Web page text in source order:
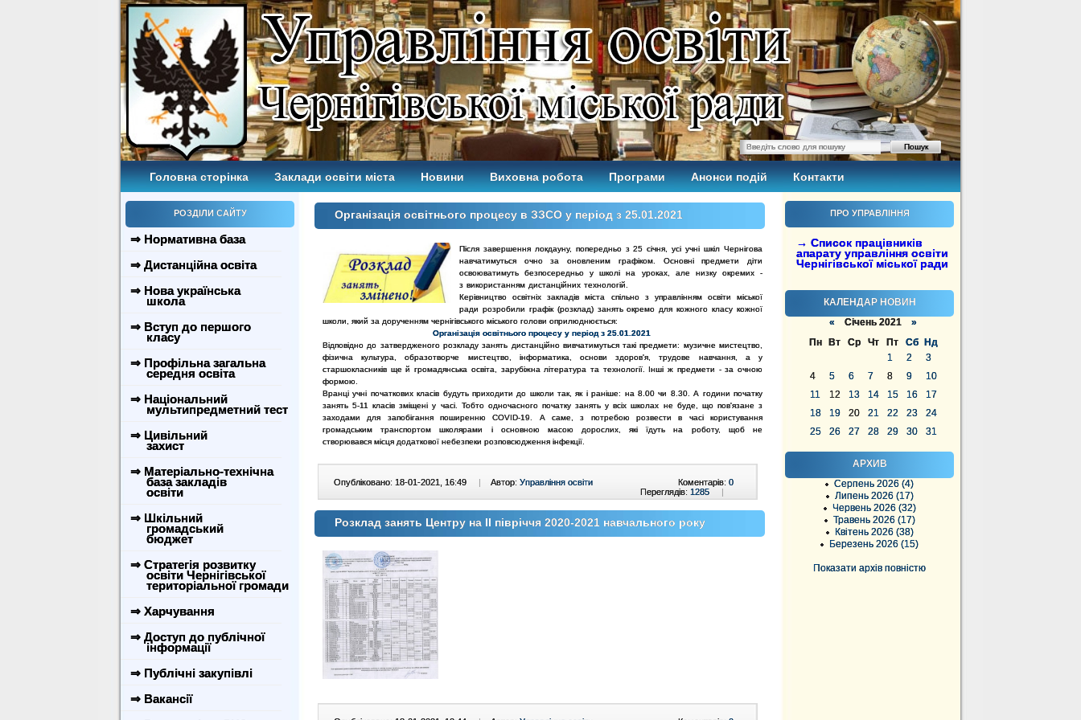
Головна сторінка Заклади освіти міста Новини Виховна робота Програми Анонси подій Контакти
РОЗДІЛИ САЙТУ
⇒ Нормативна база
⇒ Дистанційна освіта
⇒ Нова українська
школа
⇒ Вступ до першого
класу
⇒ Профільна загальна
середня освіта
⇒ Національний
мультипредметний тест
⇒ Цивільний
захист
⇒ Матеріально-технічна
база закладів
освіти
⇒ Шкільний
громадський
бюджет
⇒ Стратегія розвитку
освіти Чернігівської
територіальної громади
⇒ Харчування
⇒ Доступ до публічної
інформації
⇒ Публічні закупівлі
⇒ Вакансії
ПРО УПРАВЛІННЯ
→ Список працівників
апарату управління освіти
Чернігівської міської ради
КАЛЕНДАР НОВИН
« Січень 2021 »
Пн
Вт Ср Чт Пт Сб
Нд
1
2
3
4
5 6 7 8 9
10
11
12 13 14 15 16
17
18
19 20 21 22 23
24
25
26 27 28 29 30 31
АРХИВ
Серпень 2026 (4)
Липень 2026 (17)
Червень 2026 (32)
Травень 2026 (17)
Квітень 2026 (38)
Березень 2026 (15)
Показати архів повністю
Організація освітнього процесу в ЗЗСО у період з 25.01.2021
Після завершення локдауну, попередньо з 25 січня, усі учні шкіл Чернігова
навчатимуться очно за оновленим графіком. Основні предмети діти
освоюватимуть безпосередньо у школі на уроках, але низку окремих -
з використанням дистанційних технологій.
Керівництво освітніх закладів міста спільно з управлінням освіти міської
ради розробили графік (розклад) занять окремо для кожного класу кожної
школи, який за дорученням чернігівського міського голови оприлюднюється:
Організація освітнього процесу у період з 25.01.2021
Відповідно до затвердженого розкладу занять дистанційно вивчатимуться такі предмети: музичне мистецтво,
фізична культура, образотворче мистецтво, інформатика, основи здоров'я, трудове навчання, а у
старшокласників ще й громадянська освіта, зарубіжна література та технології. Інші ж предмети - за очною
формою.
Вранці учні початкових класів будуть приходити до школи так, як і раніше: на 8.00 чи 8.30. А години початку
занять 5-11 класів зміщені у часі. Тобто одночасного початку занять у всіх школах не буде, що пов'язане з
заходами для запобігання поширенню COVID-19. А саме, з потребою розвести в часі користування
громадським транспортом школярами і основною масою дорослих, які їдуть на роботу, щоб не
створювався місця додаткової небезпеки розповсюдження інфекції.
Опубліковано: 18-01-2021, 16:49 | Автор: Управління освіти Коментарів: 0
Переглядів: 1285 |
Розклад занять Центру на ІІ півріччя 2020-2021 навчального року